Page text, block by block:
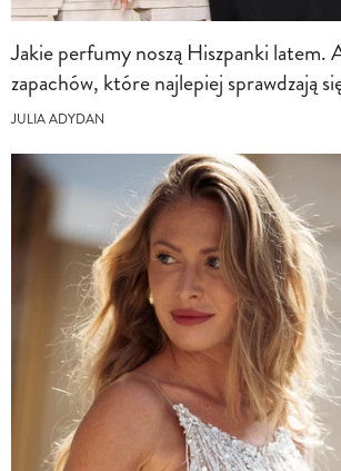
Jakie perfumy noszą Hiszpanki latem.
zapachów, które najlepiej sprawdzają
JULIA ADYDAN